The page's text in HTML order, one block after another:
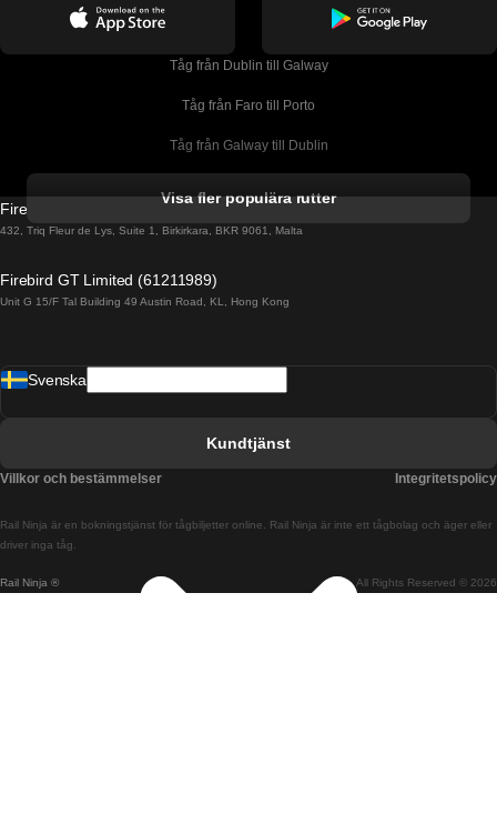
Tåg från Dublin till Galway
Tåg från Faro till Porto
Tåg från Galway till Dublin
Tåg från Porto till Faro
Tåg från Barcelona till Madrid
Tåg från Budapest till Bratislava
Visa fler populära rutter
Firebird GT Limited (OC 1451)
432, Triq Fleur de Lys, Suite 1, Birkirkara, BKR 9061, Malta
Firebird GT Limited (61211989)
Unit G 15/F Tal Building 49 Austin Road, KL, Hong Kong
Rail Ninja ® All Rights Reserved © 2026
Rail Ninja är en bokningstjänst för tågbiljetter online. Rail Ninja är inte ett tågbolag och äger eller
driver inga tåg.
Svenska
Kundtjänst
Villkor och bestämmelser Integritetspolicy